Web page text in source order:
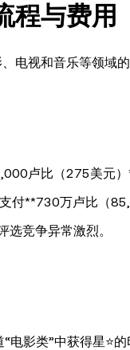
程与费用
电视和音乐等领域
卢比（275美元）
付**730万卢比（
选竞争异常激烈。
电影类”中获得星⭐